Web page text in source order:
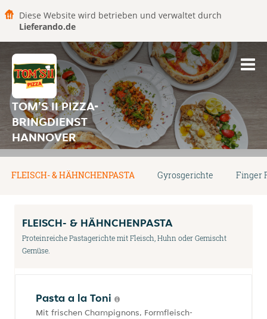
Diese Website wird betrieben und verwaltet durch
Lieferando.de
TOM'S II PIZZA-
BRINGDIENST
HANNOVER
FLEISCH- & HÄHNCHENPASTA Gyrosgerichte Finger
FLEISCH- & HÄHNCHENPASTA
Proteinreiche Pastagerichte mit Fleisch, Huhn oder Gemischt
Gemüse.
Pasta a la Toni
Mit frischen Champignons, Formfleisch-